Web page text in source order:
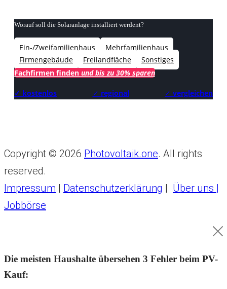
Worauf soll die Solaranlage installiert werdent?
Ein-/Zweifamilienhaus
Mehrfamilienhaus
Firmengebäude
Freilandfläche
Sonstiges
Fachfirmen finden und bis zu 30% sparen
✓ kostenlos ✓ regional ✓ vergleichen
Copyright © 2026 Photovoltaik.one. All rights
reserved.
Impressum | Datenschutzerklärung | Über uns |
Jobbörse
Die meisten Haushalte übersehen 3 Fehler beim PV-
Kauf: